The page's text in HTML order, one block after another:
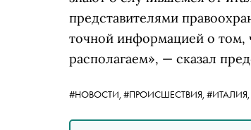
представителями
точной информацией о том,
располагаем», — сказал
#НОВОСТИ, #ПРОИСШЕСТВИЯ, #ИТАЛИЯ,